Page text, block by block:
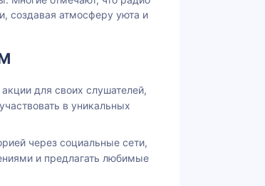
создавая атмосферу уюта и
для своих слушателей,
в уникальных
через социальные сети,
и предлагать любимые